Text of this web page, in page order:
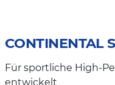
CONTINENTAL
Für sportliche High-
entwickelt